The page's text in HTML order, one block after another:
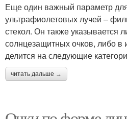
Еще один важный параметр
ультрафиолетовых лучей –
стекол. Он также указывается
солнцезащитных очков, либо в
делится на следующие
читать дальше →